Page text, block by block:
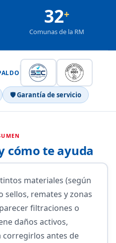
32+
Comunas de la RM
🛡 Garantía de servicio
cómo te ayuda
materiales (según
sellos, remates y zonas
filtraciones o
daños activos,
antes de